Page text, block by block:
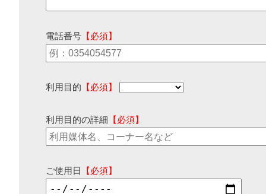
電話番号 【必須】
利用目的 【必須】
利用目的の詳細 【必須】
ご使用日 【必須】